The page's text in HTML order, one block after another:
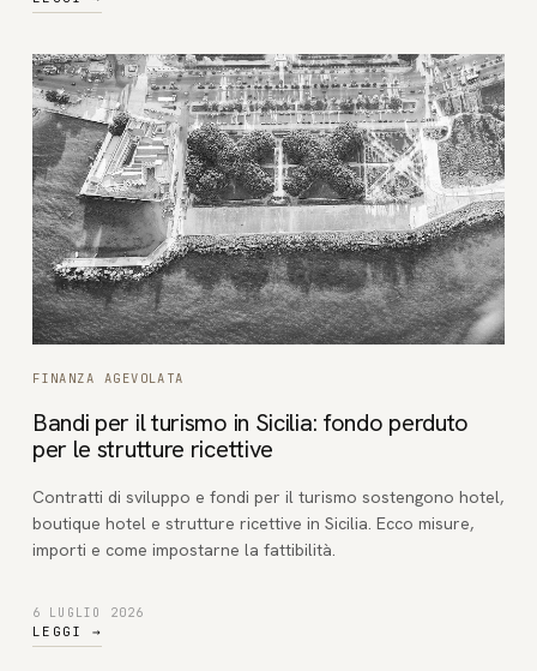
FINANZA AGEVOLATA
Bandi per il turismo in Sicilia: fondo perduto
per le strutture ricettive
Contratti di sviluppo e fondi per il turismo sostengono hotel,
boutique hotel e strutture ricettive in Sicilia. Ecco misure,
importi e come impostarne la fattibilità.
6 LUGLIO 2026
LEGGI →